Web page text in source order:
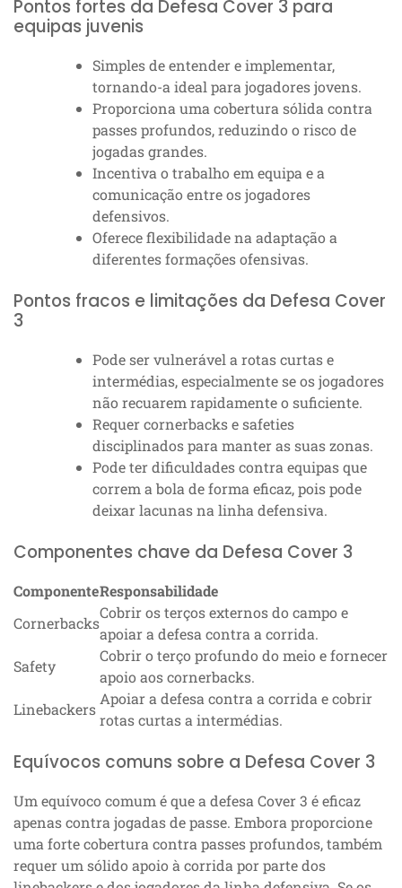
Pontos fortes da Defesa Cover 3 para
equipas juvenis
Simples de entender e implementar,
tornando-a ideal para jogadores jovens.
Proporciona uma cobertura sólida contra
passes profundos, reduzindo o risco de
jogadas grandes.
Incentiva o trabalho em equipa e a
comunicação entre os jogadores
defensivos.
Oferece flexibilidade na adaptação a
diferentes formações ofensivas.
Pontos fracos e limitações da Defesa Cover
3
Pode ser vulnerável a rotas curtas e
intermédias, especialmente se os jogadores
não recuarem rapidamente o suficiente.
Requer cornerbacks e safeties
disciplinados para manter as suas zonas.
Pode ter dificuldades contra equipas que
correm a bola de forma eficaz, pois pode
deixar lacunas na linha defensiva.
Componentes chave da Defesa Cover 3
ComponenteResponsabilidade
Cornerbacks
Cobrir os terços externos do campo e
apoiar a defesa contra a corrida.
Safety
Cobrir o terço profundo do meio e fornecer
apoio aos cornerbacks.
Linebackers
Apoiar a defesa contra a corrida e cobrir
rotas curtas a intermédias.
Equívocos comuns sobre a Defesa Cover 3
Um equívoco comum é que a defesa Cover 3 é eficaz
apenas contra jogadas de passe. Embora proporcione
uma forte cobertura contra passes profundos, também
requer um sólido apoio à corrida por parte dos